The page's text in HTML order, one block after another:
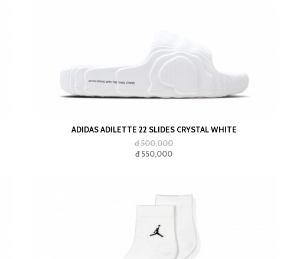
ADIDAS ADILETTE 22 SLIDES CRYSTAL WHITE
đ 500,000
đ 550,000